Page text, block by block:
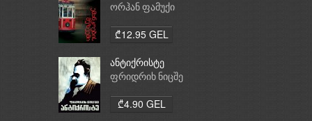
ორჰან ფამუქი
₾12.95 GEL
ანტიქრისტე
ფრიდრიხ ნიცშე
₾4.90 GEL